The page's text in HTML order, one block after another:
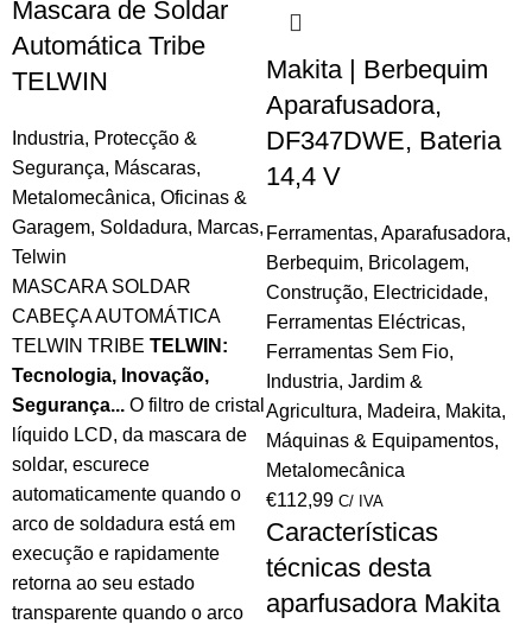
Mascara de Soldar
Automática Tribe
TELWIN
Industria, Protecção &
Segurança, Máscaras,
Metalomecânica, Oficinas &
Garagem, Soldadura, Marcas,
Telwin
MASCARA SOLDAR
CABEÇA AUTOMÁTICA
TELWIN TRIBE TELWIN:
Tecnologia, Inovação,
Segurança... O filtro de cristal
líquido LCD, da mascara de
soldar, escurece
automaticamente quando o
arco de soldadura está em
execução e rapidamente
retorna ao seu estado
transparente quando o arco
Makita | Berbequim
Aparafusadora,
DF347DWE, Bateria
14,4 V
Ferramentas, Aparafusadora,
Berbequim, Bricolagem,
Construção, Electricidade,
Ferramentas Eléctricas,
Ferramentas Sem Fio,
Industria, Jardim &
Agricultura, Madeira, Makita,
Máquinas & Equipamentos,
Metalomecânica
€112,99 C/ IVA
Características
técnicas desta
aparfusadora Makita